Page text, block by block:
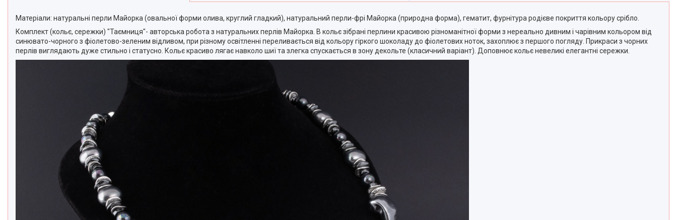
Матеріали: натуральні перли Майорка (овальної форми олива, круглий гладкий), натуральний перли-фрі Майорка (природна форма), гематит, фурнітура родієве покриття кольору срібло.
Комплект (кольє, сережки) "Таємниця"- авторська робота з натуральних перлів Майорка. В кольє зібрані перлини красивою різноманітної форми з нереально дивним і чарівним кольором від
синювато-чорного з фіолетово-зеленим відливом, при різному освітленні переливається від кольору гіркого шоколаду до фіолетових ноток, захоплює з першого погляду. Прикраси з чорних
перлів виглядають дуже стильно і статусно. Кольє красиво лягає навколо шиї та злегка спускається в зону декольте (класичний варіант). Доповнює кольє невеликі елегантні сережки.